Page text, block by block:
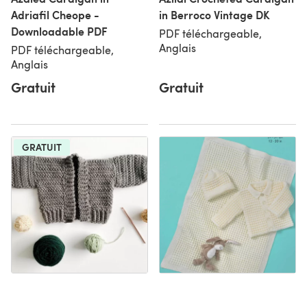
Adriafil Cheope -
Downloadable PDF
PDF téléchargeable,
Anglais
Gratuit
in Berroco Vintage DK
PDF téléchargeable,
Anglais
Gratuit
GRATUIT